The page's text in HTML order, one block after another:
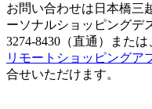
お問い合わせは日本橋三
ーソナルショッピングデ
3274-8430（直通）または
リモートショッピングア
合せいただけます。